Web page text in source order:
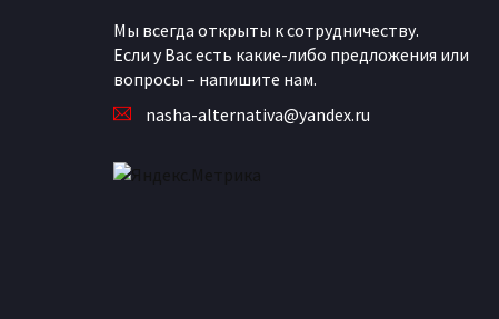
Мы всегда открыты к сотрудничеству.
Если у Вас есть какие-либо предложения или
вопросы – напишите нам.
nasha-alternativa@yandex.ru